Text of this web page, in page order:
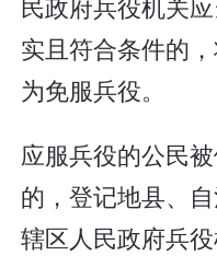
实且符合条件的
为免服兵役。
应服兵役的公民
的，登记地县、
辖区人民政府兵